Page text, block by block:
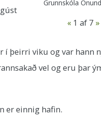
Grunnskóla
« 1 af 7 »
í þeirri viku og var hann
vel og eru þar
er einnig hafin.